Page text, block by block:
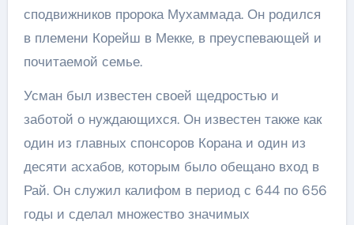
сподвижников пророка Мухаммада. Он родился
в племени Корейш в Мекке, в преуспевающей и
почитаемой семье.
Усман был известен своей щедростью и
заботой о нуждающихся. Он известен также как
один из главных спонсоров Корана и один из
десяти асхабов, которым было обещано вход в
Рай. Он служил калифом в период с 644 по 656
годы и сделал множество значимых